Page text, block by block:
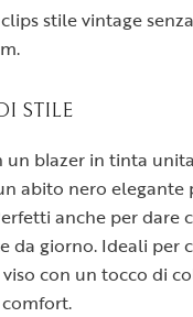
stile vintage
STILE
un blazer in tinta
abito nero elegante
anche per dare
da giorno. Ideali per
con un tocco di